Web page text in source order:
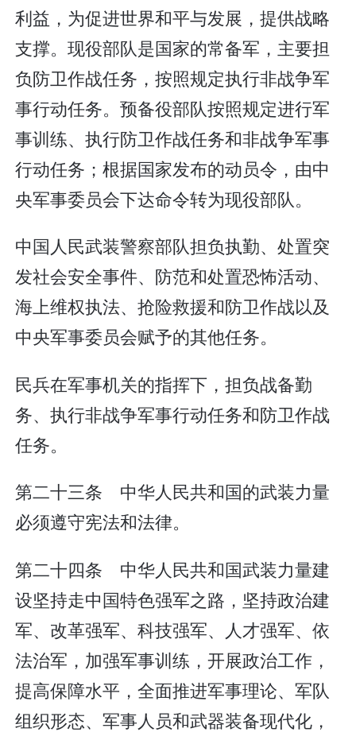
利益，为促进世界和平与发展，提供战略
支撑。现役部队是国家的常备军，主要担
负防卫作战任务，按照规定执行非战争军
事行动任务。预备役部队按照规定进行军
事训练、执行防卫作战任务和非战争军事
行动任务；根据国家发布的动员令，由中
央军事委员会下达命令转为现役部队。
中国人民武装警察部队担负执勤、处置突
发社会安全事件、防范和处置恐怖活动、
海上维权执法、抢险救援和防卫作战以及
中央军事委员会赋予的其他任务。
民兵在军事机关的指挥下，担负战备勤
务、执行非战争军事行动任务和防卫作战
任务。
第二十三条 中华人民共和国的武装力量
必须遵守宪法和法律。
第二十四条 中华人民共和国武装力量建
设坚持走中国特色强军之路，坚持政治建
军、改革强军、科技强军、人才强军、依
法治军，加强军事训练，开展政治工作，
提高保障水平，全面推进军事理论、军队
组织形态、军事人员和武器装备现代化，